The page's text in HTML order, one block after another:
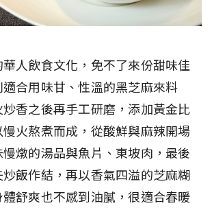
人飲食文化，免不了來份甜味佳
合用味甘、性溫的黑芝麻來料
香之後再手工研磨，添加黃金比
火熬煮而成，從酸鮮與麻辣開場
燉的湯品與魚片、東坡肉，最後
飯作結，再以香氣四溢的芝麻糊
舒爽也不感到油膩，很適合春暖